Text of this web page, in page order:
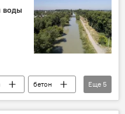
воды
бетон
Еще 5